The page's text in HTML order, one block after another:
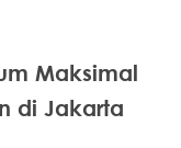
Maksimal
di Jakarta